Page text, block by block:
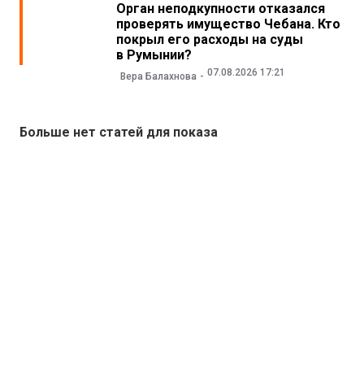
Орган неподкупности отказался
проверять имущество Чебана. Кто
покрыл его расходы на суды
в Румынии?
Вера Балахнова 07.08.2026 17:21
Больше нет статей для показа